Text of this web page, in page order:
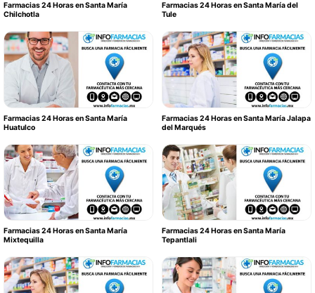
Farmacias 24 Horas en Santa María
Chilchotla
Farmacias 24 Horas en Santa María del
Tule
Farmacias 24 Horas en Santa María
Huatulco
Farmacias 24 Horas en Santa María Jalapa
del Marqués
Farmacias 24 Horas en Santa María
Mixtequilla
Farmacias 24 Horas en Santa María
Tepantlali